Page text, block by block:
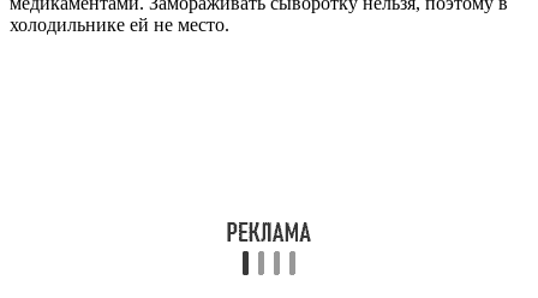
холодильнике ей не место.